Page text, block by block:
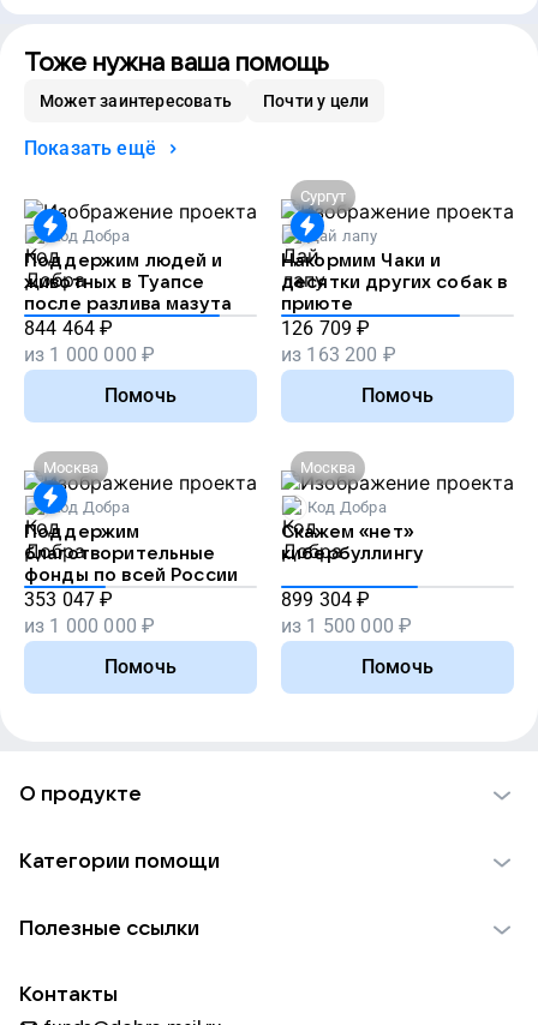
Тоже нужна ваша помощь
Может заинтересовать Почти у цели
Показать ещё
Код Добра
Поддержим людей и
животных в Туапсе
после разлива мазута
844 464 ₽
из 1 000 000 ₽
Помочь
Сургут
Дай лапу
Накормим Чаки и
десятки других собак в
приюте
126 709 ₽
из 163 200 ₽
Помочь
Москва
Код Добра
Поддержим
благотворительные
фонды по всей России
353 047 ₽
из 1 000 000 ₽
Помочь
Москва
Код Добра
Скажем «нет»
кибербуллингу
899 304 ₽
из 1 500 000 ₽
Помочь
О продукте
Использование материалов
Для НКО
Категории помощи
Пожилым
Полезные ссылки
Контакты